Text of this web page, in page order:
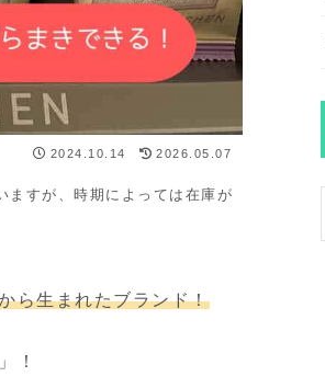
2024.10.14 2026.05.07
ますが、時期によっては在庫が
ら生まれたブランド！
」！